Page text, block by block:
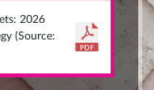
2026
(Source: